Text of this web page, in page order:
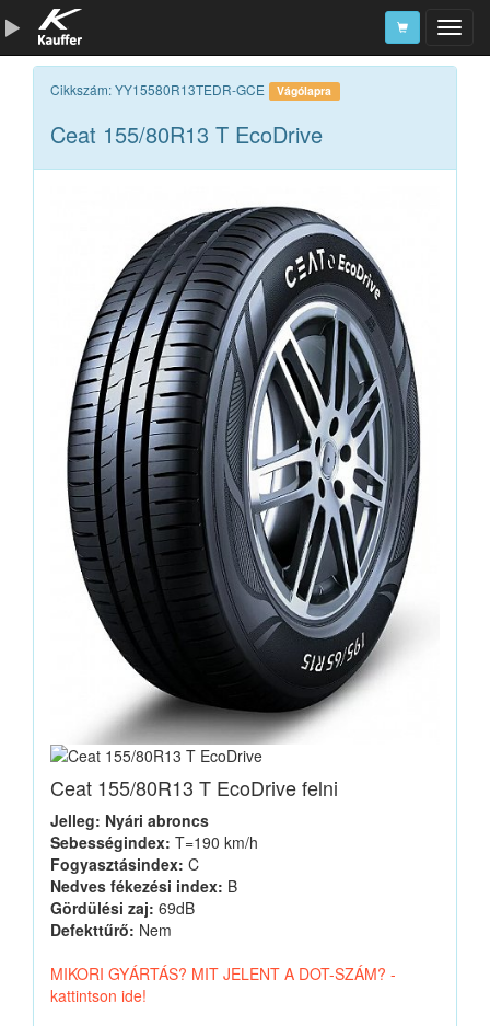
Szerszámkatalógus
Kosár
Alkatrészek
Cikkszám: YY15580R13TEDR-GCE Vágólapra
Ceat 155/80R13 T EcoDrive
Ceat 155/80R13 T EcoDrive felni
Jelleg: Nyári abroncs
Sebességindex: T=190 km/h
Fogyasztásindex: C
Nedves fékezési index: B
Gördülési zaj: 69dB
Defekttűrő: Nem
MIKORI GYÁRTÁS? MIT JELENT A DOT-SZÁM? -
kattintson ide!